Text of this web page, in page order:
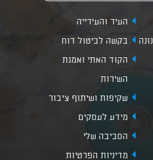
העיר והעירייה
בקשה לביטול דוח
הקוד האתי ואמנת
השירות
שקיפות ושיתוף ציבור
מידע לעסקים
הסביבה שלי
מדיניות הפרטיות